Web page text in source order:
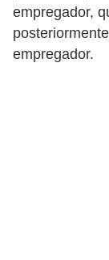
empregador,
empregador.